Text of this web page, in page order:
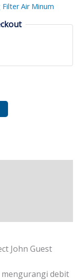
Air Minum
John Guest
debit